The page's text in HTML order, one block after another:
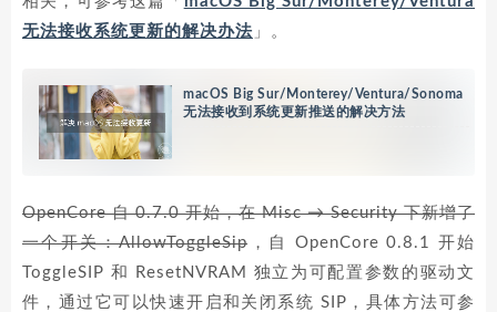
无法接收系统更新的解决办法 」。
macOS Big Sur/Monterey/Ventura/Sonoma
无法接收到系统更新推送的解决方法
OpenCore 自 0.7.0 开始，在 Misc → Security 下新增了
一个开关：AllowToggleSip ，自 OpenCore 0.8.1 开始
ToggleSIP 和 ResetNVRAM 独立为可配置参数的驱动文
件，通过它可以快速开启和关闭系统 SIP，具体方法可参